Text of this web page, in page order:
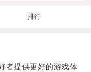
排行
提供更好的游戏体